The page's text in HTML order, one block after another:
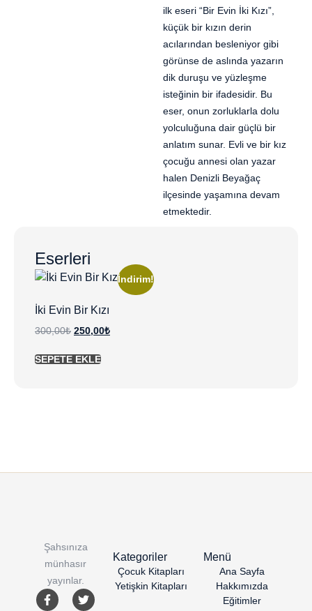
ilk eseri “Bir Evin İki Kızı”,
küçük bir kızın derin
acılarından besleniyor gibi
görünse de aslında yazarın
dik duruşu ve yüzleşme
isteğinin bir ifadesidir. Bu
eser, onun zorluklarla dolu
yolculuğuna dair güçlü bir
anlatım sunar. Evli ve bir kız
çocuğu annesi olan yazar
halen Denizli Beyağaç
ilçesinde yaşamına devam
etmektedir.
Eserleri
İndirim!
İki Evin Bir Kızı
300,00₺ 250,00₺
SEPETE EKLE
Şahsınıza
münhasır
yayınlar.
Kategoriler
Çocuk Kitapları
Yetişkin Kitapları
Menü
Ana Sayfa
Hakkımızda
Eğitimler